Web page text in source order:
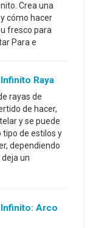
Crea una
cómo hacer
fresco para
Para e
Raya
rayas de
de hacer,
y se puede
tipo de estilos y
dependiendo
un
Arco